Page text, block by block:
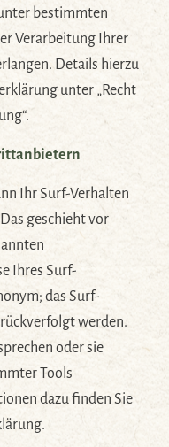
bestimmten
Verarbeitung Ihrer
Details hierzu
unter „Recht
Ihr Surf-Verhalten
geschieht vor
Ihres Surf-
das Surf-
werden.
oder sie
Tools
dazu finden Sie